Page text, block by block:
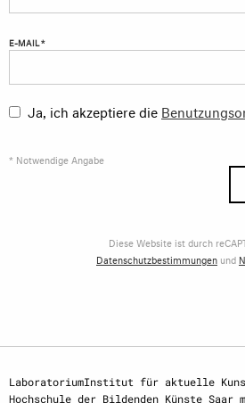
E-MAIL *
Ja, ich akzeptiere die
* Notwendige Angabe
Diese Website ist durch
Datenschutzbestimmungen und
LaboratoriumInstitut für aktuelle
Hochschule der Bildenden Künste Saar